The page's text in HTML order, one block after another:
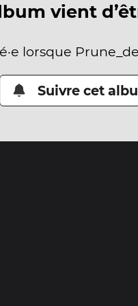
vient
lorsque
Suivre cet